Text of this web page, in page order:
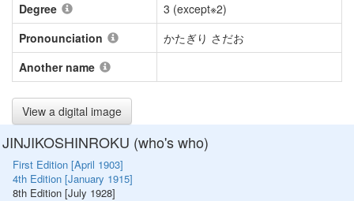
Degree
3 (except※2)
Pronounciation
かたぎり さだお
Another name
View a digital image
JINJIKOSHINROKU (who's who)
First Edition [April 1903]
4th Edition [January 1915]
8th Edition [July 1928]